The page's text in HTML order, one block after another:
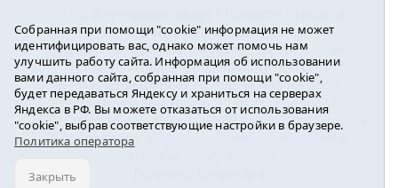
района2016-2023
Учредитель: АНО «ИИЦ « Ялуторовская жизнь».
Главный редактор: Вешкурцева С.П.
E-mail:yznaet@inbox.ruТел.: 8(34535)2-02-51
Регистрационный номер ЭЛ № ФС 77-64937 от
24.02.2016г. выдан Федеральной службой по надзору
в сфере связи, информационных технологий и
Собранная при помощи "cookie" информация не может
идентифицировать вас, однако может помочь нам
улучшить работу сайта. Информация об использовании
вами данного сайта, собранная при помощи "cookie",
будет передаваться Яндексу и храниться на серверах
Яндекса в РФ. Вы можете отказаться от использования
"cookie", выбрав соответствующие настройки в браузере.
Политика оператора
Закрыть